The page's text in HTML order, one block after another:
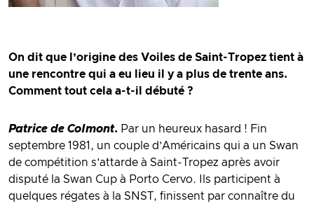
On dit que l’origine des Voiles de Saint-Tropez tient à
une rencontre qui a eu lieu il y a plus de trente ans.
Comment tout cela a-t-il débuté ?
Patrice de Colmont. Par un heureux hasard ! Fin
septembre 1981, un couple d’Américains qui a un Swan
de compétition s’attarde à Saint-Tropez après avoir
disputé la Swan Cup à Porto Cervo. Ils participent à
quelques régates à la SNST, finissent par connaître du